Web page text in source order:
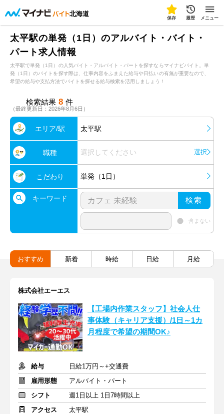
北海道
保存 履歴 メニュー
太平駅の単発（1日）のアルバイト・バイト・
パート求人情報
太平駅で単発（1日）の人気バイト・アルバイト・パートを探すならマイナビバイト。単
発（1日）のバイトを探す際は、仕事内容をふまえた給与や日払いの有無が重要なので、
希望の給与や支払方法でバイトを探せる給与検索を活用しましょう！
検索結果 8 件
（最終更新日：2026年8月6日）
エリア/駅 太平駅
職種 選択してください 選択
こだわり 単発（1日）
キーワード 検索
含まない
おすすめ 新着 時給 日給 月給
株式会社エーエス
【工場内作業スタッフ】社会人仕
事体験（キャリア支援）/1日～1カ
月程度で希望の期間OK♪
給与
日給1万円～+交通費
雇用形態
アルバイト・パート
シフト
週1日以上 1日7時間以上
アクセス
太平駅